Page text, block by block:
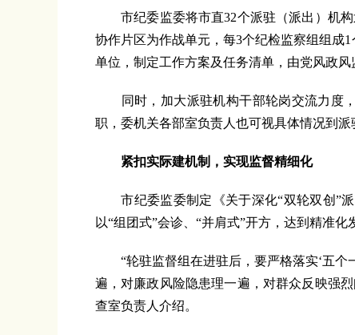
市纪委监委将市直32个派驻（派出）机构
协作片区为作战单元，每3个纪检监察组组成
单位，制定工作方案及任务清单，由党风政
同时，加大派驻机构干部轮岗交流力度，
职，委机关各部室负责人也可视具体情况到
紧扣实际建机制，实现监督精细化
市纪委监委制定《关于深化“双轮双创”派
以“组团式”会诊、“并肩式”开方，达到精准
“轮驻监督组在进驻后，要严格落实‘五个
遍，对廉政风险隐患理一遍，对群众反映强
查室负责人介绍。